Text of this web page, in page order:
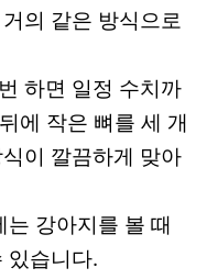
의 같은 방식으로
하면 일정 수치까
에 작은 뼈를 세 개
이 깔끔하게 맞아
강아지를 볼 때
있습니다.